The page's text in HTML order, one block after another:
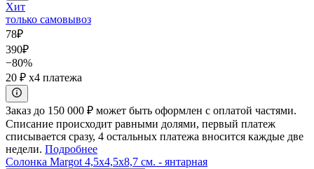
Хит
только самовывоз
78₽
390₽
−80%
20 ₽ x4 платежа
Заказ до 150 000 ₽ может быть оформлен с оплатой частями.
Списание происходит равными долями, первый платеж
списывается сразу, 4 остальных платежа вносится каждые две
недели. Подробнее
Солонка Margot 4,5x4,5x8,7 см. - янтарная